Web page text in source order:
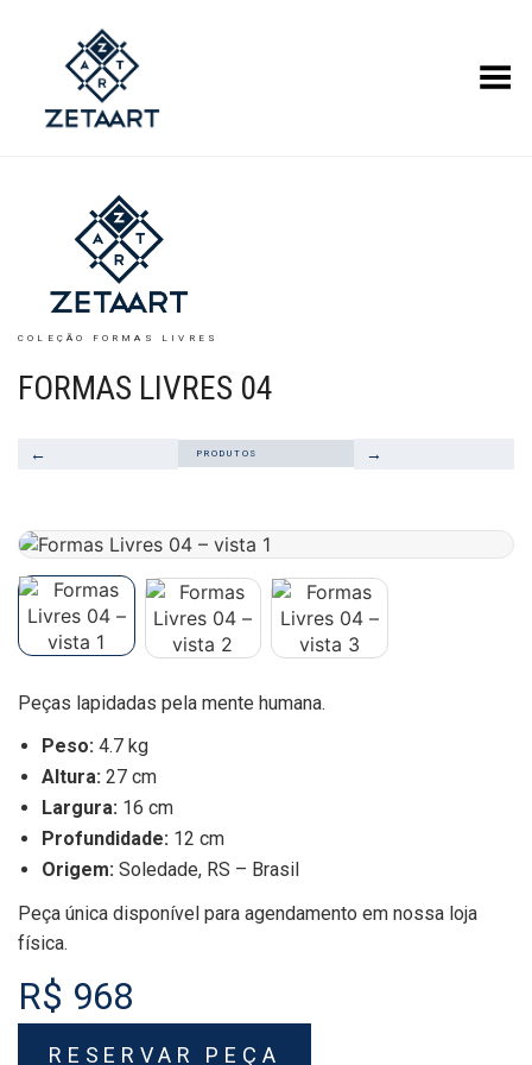
Alternar Menu
COLEÇÃO FORMAS LIVRES
FORMAS LIVRES 04
← PRODUTOS →
Peças lapidadas pela mente humana.
Peso: 4.7 kg
Altura: 27 cm
Largura: 16 cm
Profundidade: 12 cm
Origem: Soledade, RS – Brasil
Peça única disponível para agendamento em nossa loja
física.
R$ 968
RESERVAR PEÇA